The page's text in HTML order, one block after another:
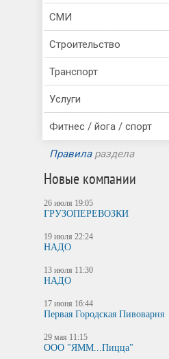
СМИ
Строительство
Транспорт
Услуги
Фитнес / йога / спорт
Правилараздела
Новые компании
26 июля 19:05
ГРУЗОПЕРЕВОЗКИ
19 июля 22:24
НАДО
13 июля 11:30
НАДО
17 июня 16:44
Первая Городская Пивоварня
29 мая 11:15
ООО "ЯММ...Пицца"